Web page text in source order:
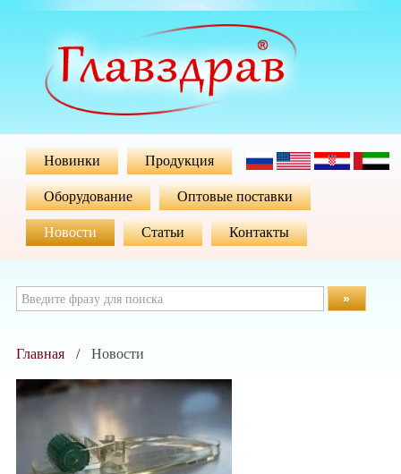
Новинки Продукция
Оборудование Оптовые поставки
Новости Статьи Контакты
»
Главная Новости